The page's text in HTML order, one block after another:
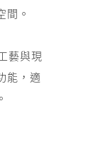
間。
藝與現
能，適